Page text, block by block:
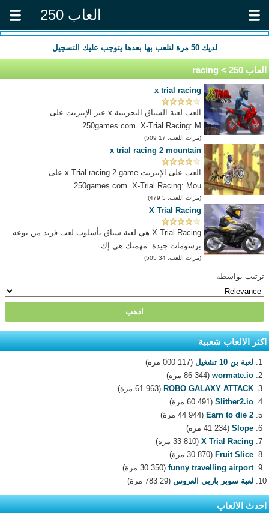
العاب 250
لديك50 مرة لتلعب بها بعدها يتوجب عليك التسجيل
العاب 250 > racing
x trial racing
العب لعبة السباق التجريبية x عبر الإنترنت على
250games.com. X-Trial Racing: M...
(مرات اللعب: 17 509)
x trial racing 2 mountain
العب على الإنترنت x Trial racing 2 game على
250games.com. X-Trial Racing: Mou...
(مرات اللعب: 5 479)
X Trial Racing
X-Trial Racing هي لعبة سباق بأسلوب لعب فريد من نوعه
برسومات جيدة. مهمتك هي إك...
(مرات اللعب: 34 505)
ترتيب بواسطة
اكثر الالعاب شعبية
لعبة بن 10 تشغيل
(117 000 مرة)
wormate.io (86 344 مرة)
ROBO GALAXY ATTACK (61 963 مرة)
Slither2.io (60 491 مرة)
Earn to die 2 (44 944 مرة)
Slope (41 234 مرة)
X Trial Racing (33 810 مرة)
Fruit Slice (30 870 مرة)
funny travelling airport (30 350 مرة)
لعبة سوبر باربي العروس (29 783 مرة)
احدث الالعاب